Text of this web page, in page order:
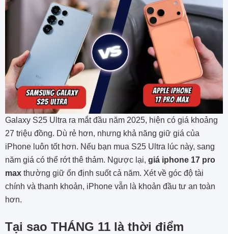
Galaxy S25 Ultra ra mắt đầu năm 2025, hiện có giá khoảng
27 triệu đồng. Dù rẻ hơn, nhưng khả năng giữ giá của
iPhone luôn tốt hơn. Nếu bạn mua S25 Ultra lúc này, sang
năm giá có thể rớt thê thảm. Ngược lại, giá iphone 17 pro
max thường giữ ổn định suốt cả năm. Xét về góc độ tài
chính và thanh khoản, iPhone vẫn là khoản đầu tư an toàn
hơn.
Tại sao THÁNG 11 là thời điểm